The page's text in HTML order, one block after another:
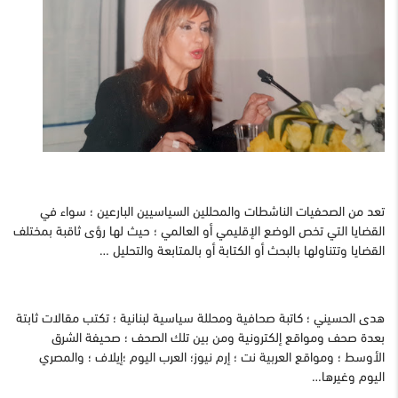
تعد من الصحفيات الناشطات والمحللين السياسيين البارعين ؛ سواء في
القضايا التي تخص الوضع الإقليمي أو العالمي ؛ حيث لها رؤى ثاقبة بمختلف
القضايا وتتناولها بالبحث أو الكتابة أو بالمتابعة والتحليل …
هدى الحسيني ؛ كاتبة صحافية ومحللة سياسية لبنانية ؛ تكتب مقالات ثابتة
بعدة صحف ومواقع إلكترونية ومن بين تلك الصحف ؛ صحيفة الشرق
الأوسط ؛ ومواقع العربية نت ؛ إرم نيوز؛ العرب اليوم ؛إيلاف ؛ والمصري
اليوم وغيرها…